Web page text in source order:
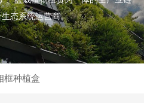
态系统运营商。
框种植盒